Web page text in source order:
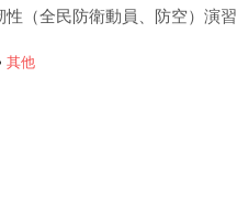
性（全民防衛動員、防空）演習
其他